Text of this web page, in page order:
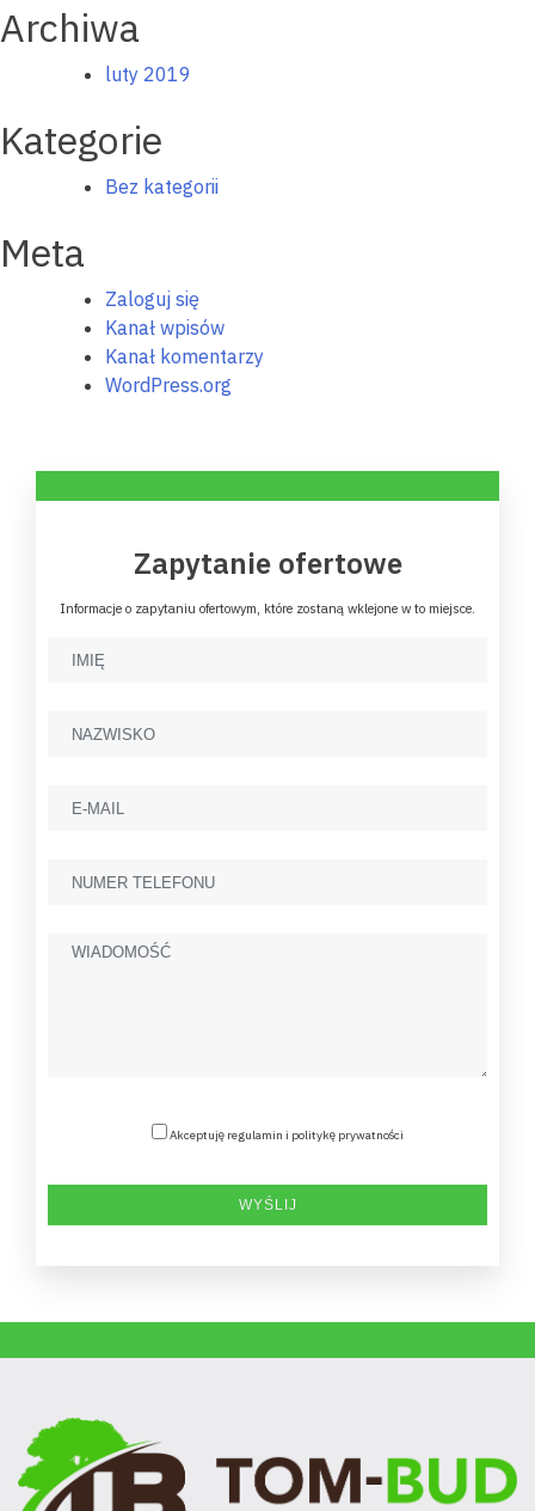
Archiwa
luty 2019
Kategorie
Bez kategorii
Meta
Zaloguj się
Kanał wpisów
Kanał komentarzy
WordPress.org
Zapytanie ofertowe
Informacje o zapytaniu ofertowym, które zostaną wklejone w to miejsce.
Akceptuję regulamin i politykę prywatności